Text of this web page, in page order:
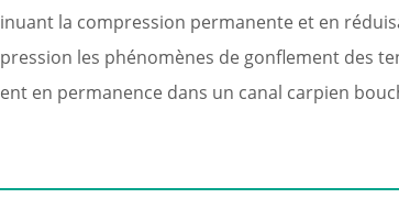
la compression permanente et en
les phénomènes de gonflement des
en permanence dans un canal carpien